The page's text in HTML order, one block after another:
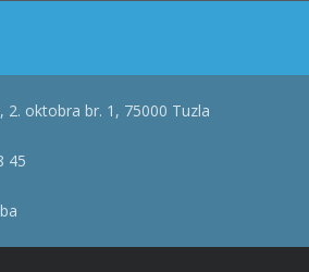
2. oktobra br. 1, 75000 Tuzla
45